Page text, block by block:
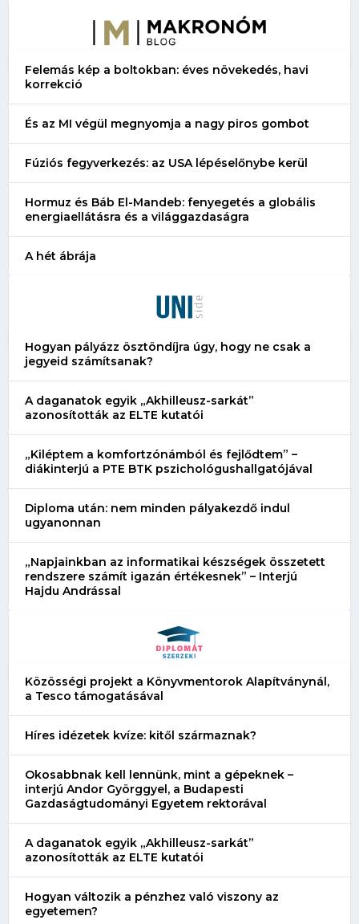
Felemás kép a boltokban: éves növekedés, havi
korrekció
És az MI végül megnyomja a nagy piros gombot
Fúziós fegyverkezés: az USA lépéselőnybe kerül
Hormuz és Báb El-Mandeb: fenyegetés a globális
energiaellátásra és a világgazdaságra
A hét ábrája
Hogyan pályázz ösztöndíjra úgy, hogy ne csak a
jegyeid számítsanak?
A daganatok egyik „Akhilleusz-sarkát”
azonosították az ELTE kutatói
„Kiléptem a komfortzónámból és fejlődtem” –
diákinterjú a PTE BTK pszichológushallgatójával
Diploma után: nem minden pályakezdő indul
ugyanonnan
„Napjainkban az informatikai készségek összetett
rendszere számít igazán értékesnek” – Interjú
Hajdu Andrással
Közösségi projekt a Könyvmentorok Alapítványnál,
a Tesco támogatásával
Híres idézetek kvíze: kitől származnak?
Okosabbnak kell lennünk, mint a gépeknek –
interjú Andor Györggyel, a Budapesti
Gazdaságtudományi Egyetem rektorával
A daganatok egyik „Akhilleusz-sarkát”
azonosították az ELTE kutatói
Hogyan változik a pénzhez való viszony az
egyetemen?